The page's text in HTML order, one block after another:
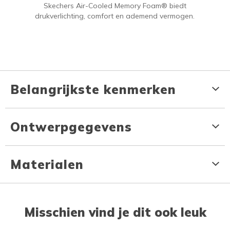
Skechers Air-Cooled Memory Foam® biedt
drukverlichting, comfort en ademend vermogen.
Belangrijkste kenmerken
Ontwerpgegevens
Materialen
Misschien vind je dit ook leuk